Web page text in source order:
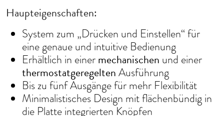
Haupteigenschaften:
System zum „Drücken und Einstellen“ für
eine genaue und intuitive Bedienung
Erhältlich in einermechanischen und einer
thermostatgeregeltenAusführung
Bis zu fünf Ausgänge für mehr Flexibilität
Minimalistisches Design mit flächenbündig in
die Platte integrierten Knöpfen